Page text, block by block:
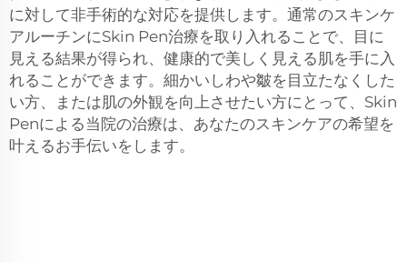
に対して非手術的な対応を提供します。通常のスキンケ
アルーチンにSkin Pen治療を取り入れることで、目に
見える結果が得られ、健康的で美しく見える肌を手に入
れることができます。細かいしわや皺を目立たなくした
い方、または肌の外観を向上させたい方にとって、Skin
Penによる当院の治療は、あなたのスキンケアの希望を
叶えるお手伝いをします。